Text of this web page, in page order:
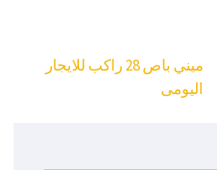
ميني باص 28 راكب للايجار
اليومى